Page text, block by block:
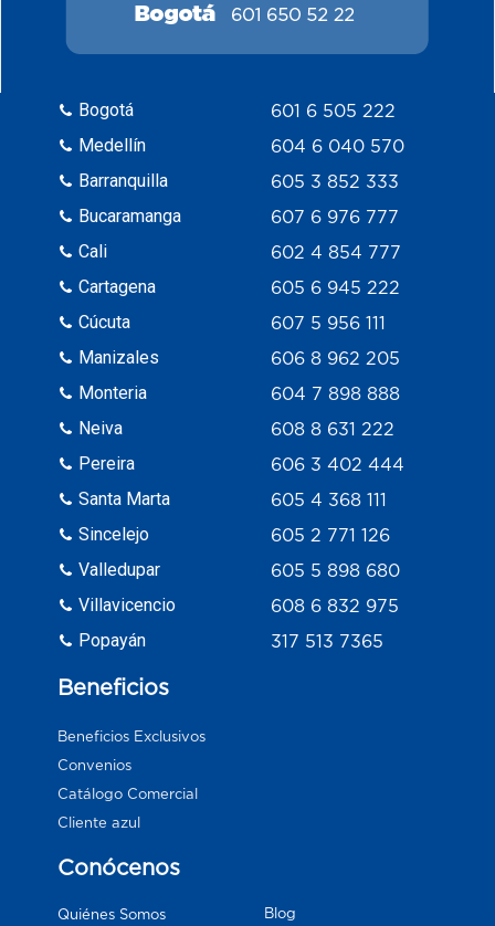
Bogotá
Medellín
Barranquilla
Bucaramanga
Cali
Cartagena
Cúcuta
Manizales
Monteria
Neiva
Pereira
Santa Marta
Sincelejo
Valledupar
Villavicencio
Popayán
601 6 505 222
604 6 040 570
605 3 852 333
607 6 976 777
602 4 854 777
605 6 945 222
607 5 956 111
606 8 962 205
604 7 898 888
608 8 631 222
606 3 402 444
605 4 368 111
605 2 771 126
605 5 898 680
608 6 832 975
317 513 7365
Beneficios
Beneficios Exclusivos
Convenios
Catálogo Comercial
Cliente azul
Conócenos
Quiénes Somos
Blog